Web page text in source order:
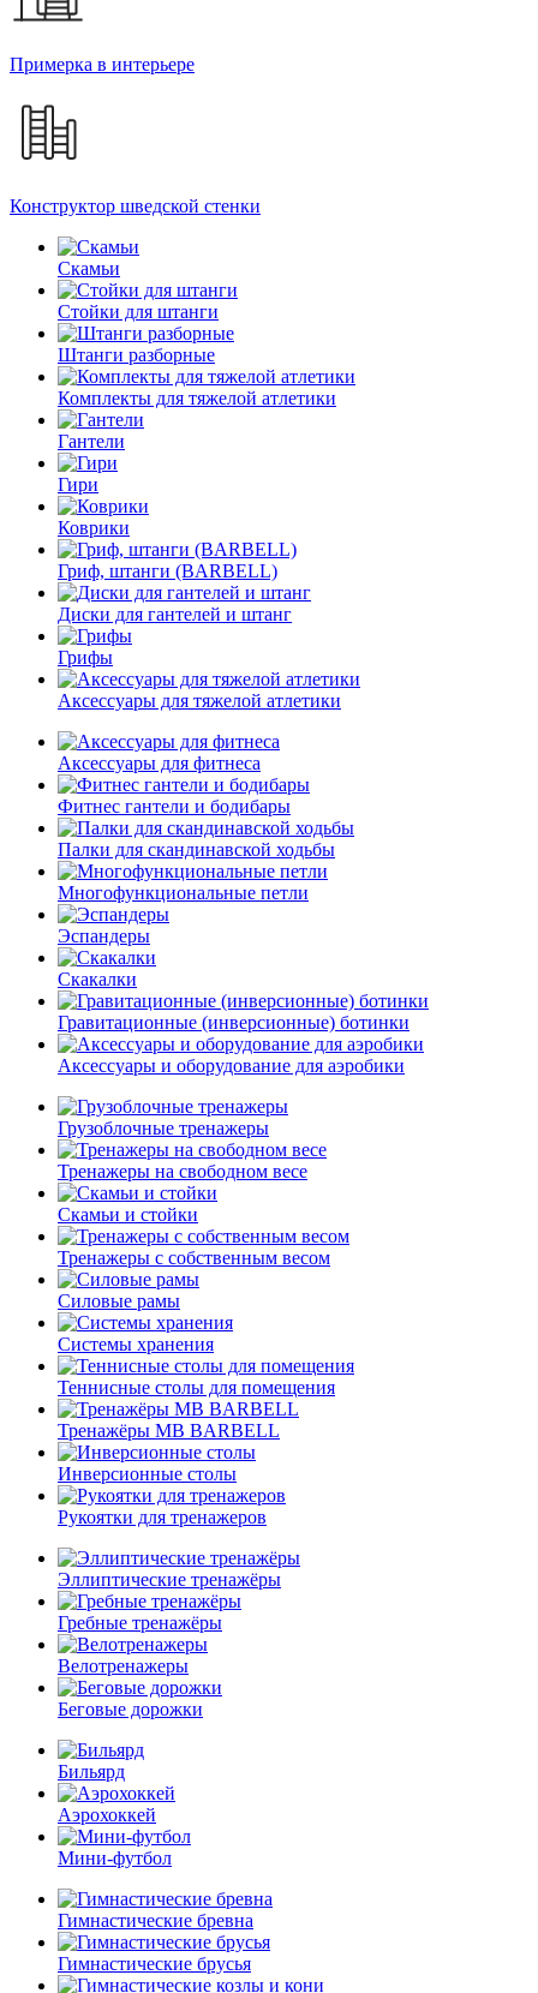
Примерка в интерьере
Конструктор шведской стенки
Скамьи
Стойки для штанги
Штанги разборные
Комплекты для тяжелой атлетики
Гантели
Гири
Коврики
Гриф, штанги (BARBELL)
Диски для гантелей и штанг
Грифы
Аксессуары для тяжелой атлетики
Аксессуары для фитнеса
Фитнес гантели и бодибары
Палки для скандинавской ходьбы
Многофункциональные петли
Эспандеры
Скакалки
Гравитационные (инверсионные) ботинки
Аксессуары и оборудование для аэробики
Грузоблочные тренажеры
Тренажеры на свободном весе
Скамьи и стойки
Тренажеры с собственным весом
Силовые рамы
Системы хранения
Теннисные столы для помещения
Тренажёры MB BARBELL
Инверсионные столы
Рукоятки для тренажеров
Эллиптические тренажёры
Гребные тренажёры
Велотренажеры
Беговые дорожки
Бильярд
Аэрохоккей
Мини-футбол
Гимнастические бревна
Гимнастические брусья